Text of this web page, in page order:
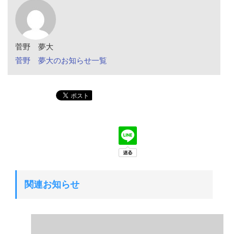
菅野 夢大
菅野 夢大のお知らせ一覧
関連お知らせ